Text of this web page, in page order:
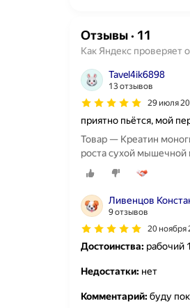
Отзывы· 11
Как Яндекс проверяет
Tavel4ik6898
13 отзывов
29 июля
приятно пьётся, мой
Товар — Креатин
роста сухой мышечной
Ливенцов
9 отзывов
20 ноября
Достоинства: рабочий
Недостатки: нет
Комментарий:буду